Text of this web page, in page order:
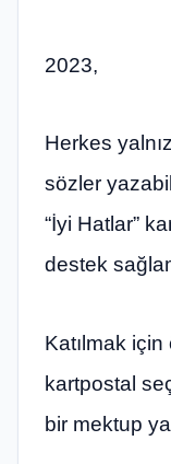
2023,
Herkes
sözler
“İyi Hatlar”
destek
Katılmak
kartpostal
bir mektup